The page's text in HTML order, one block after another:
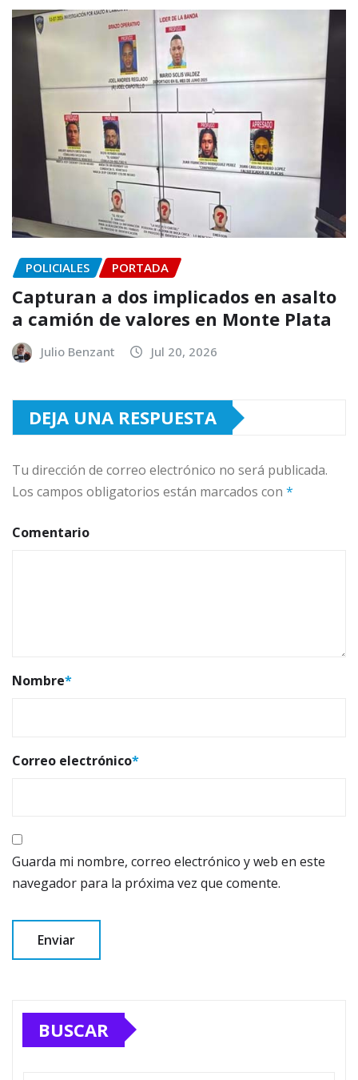
POLICIALES PORTADA
Capturan a dos implicados en asalto
a camión de valores en Monte Plata
Julio Benzant Jul 20, 2026
DEJA UNA RESPUESTA
Tu dirección de correo electrónico no será publicada.
Los campos obligatorios están marcados con *
Comentario
Nombre*
Correo electrónico*
Guarda mi nombre, correo electrónico y web en este
navegador para la próxima vez que comente.
BUSCAR